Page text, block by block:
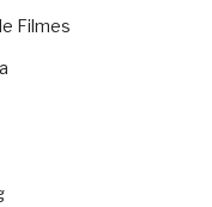
Filmes